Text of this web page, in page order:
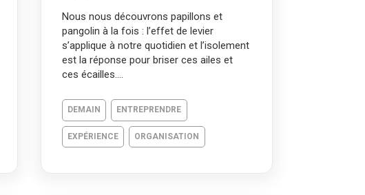
Nous nous découvrons papillons et
pangolin à la fois : l’effet de levier
s’applique à notre quotidien et l’isolement
est la réponse pour briser ces ailes et
ces écailles....
DEMAIN ENTREPRENDRE
EXPÉRIENCE ORGANISATION